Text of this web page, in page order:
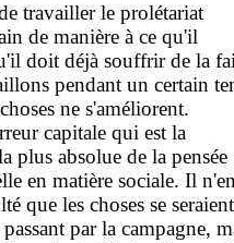
travailler le prolétariat
de manière à ce qu'il
doit déjà souffrir de la
pendant un certain
ne s'améliorent.
capitale qui est la
plus absolue de la pensée
en matière sociale. Il
que les choses se seraient
par la campagne,